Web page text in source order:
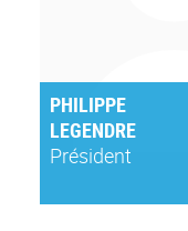
PHILIPPE
LEGENDRE
Président